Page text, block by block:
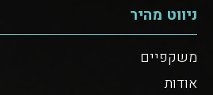
ניווט מהיר
משקפיים
אודות